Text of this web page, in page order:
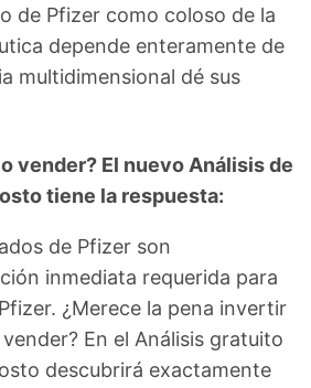
de Pfizer como coloso de la
depende enteramente de
multidimensional dé sus
vender? El nuevo Análisis de
tiene la respuesta:
de Pfizer son
inmediata requerida para
¿Merece la pena invertir
En el Análisis gratuito
descubrirá exactamente